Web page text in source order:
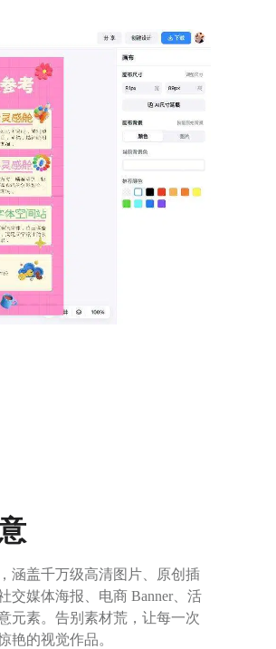
涵盖千万级高清图片、原创插
交媒体海报、电商 Banner、活
元素。告别素材荒，让每一次
艳的视觉作品。